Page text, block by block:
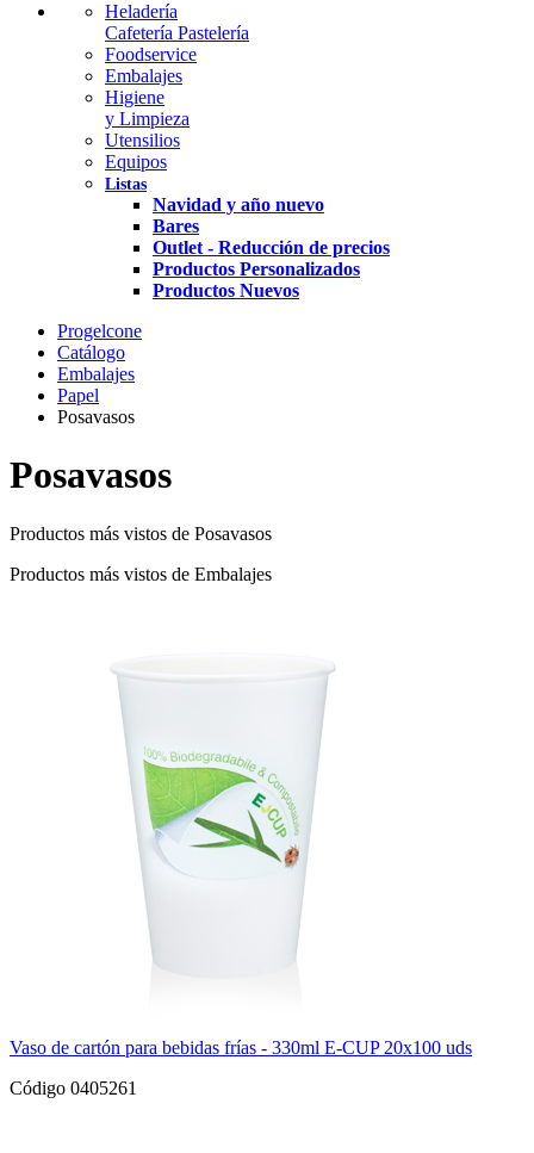
Heladería
Cafetería Pastelería
Foodservice
Embalajes
Higiene
y Limpieza
Utensilios
Equipos
Listas
Navidad y año nuevo
Bares
Outlet - Reducción de precios
Productos Personalizados
Productos Nuevos
Progelcone
Catálogo
Embalajes
Papel
Posavasos
Posavasos
Productos más vistos de Posavasos
Productos más vistos de Embalajes
Vaso de cartón para bebidas frías - 330ml E-CUP 20x100 uds
Código 0405261